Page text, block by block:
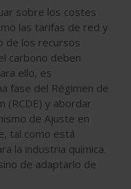
sobre los costes
las tarifas de red y
de los recursos
carbono deben
ello, es
fase del Régimen de
(RCDE) y abordar
de Ajuste en
tal como está
la industria química.
de adaptarlo de